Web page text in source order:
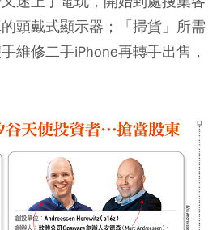
頭戴式顯示器；「掃貨」所需
維修二手iPhone再轉手出售，